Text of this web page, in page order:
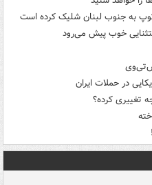
خوب پیش می‌رود
در حملات ایران
تغییری کرده؟